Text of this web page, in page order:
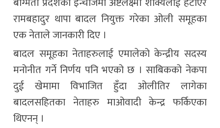
रामबहादुर थापा बादल नियुक्त गरेका ओली समूहका
एक नेताले जानकारी दिए ।
बादल समूहका नेताहरुलाई एमालेको केन्द्रीय सदस्य
मनोनीत गर्ने निर्णय पनि भएको छ । साबिकको नेकपा
दुई खेमामा विभाजित हुँदा ओलीतिर लागेका
बादलसहितका नेताहरु माओवादी केन्द्र फर्किएका
थिएनन् ।